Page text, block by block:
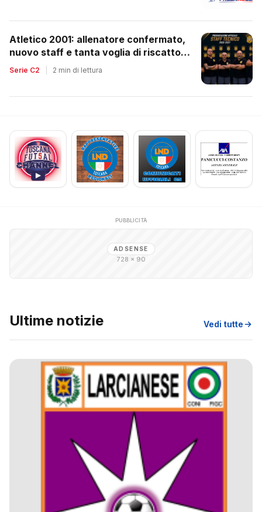
Atletico 2001: allenatore confermato,
nuovo staff e tanta voglia di riscatto
dopo la retrocessione
Serie C2 2 min di lettura
PUBBLICITÀ
ADSENSE
728 × 90
Ultime notizie Vedi tutte